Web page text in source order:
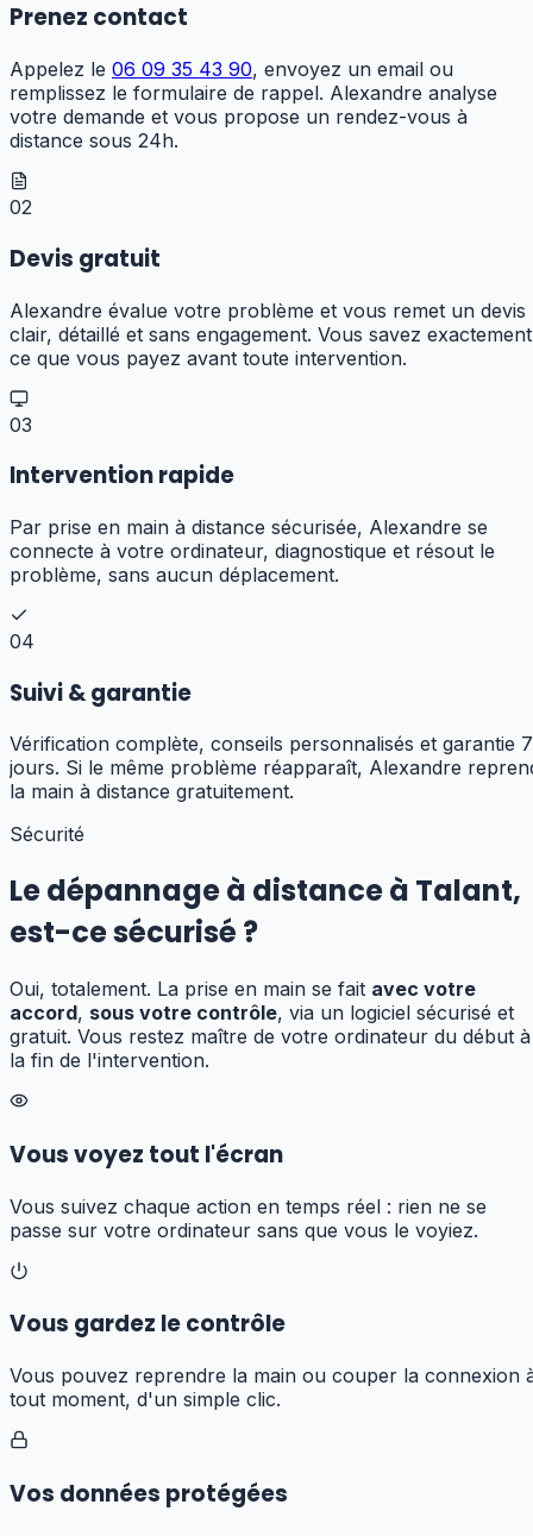
Prenez contact
Appelez le 06 09 35 43 90, envoyez un email ou
remplissez le formulaire de rappel. Alexandre analyse
votre demande et vous propose un rendez-vous à
distance sous 24h.
02
Devis gratuit
Alexandre évalue votre problème et vous remet un devis
clair, détaillé et sans engagement. Vous savez exactement
ce que vous payez avant toute intervention.
03
Intervention rapide
Par prise en main à distance sécurisée, Alexandre se
connecte à votre ordinateur, diagnostique et résout le
problème, sans aucun déplacement.
04
Suivi & garantie
Vérification complète, conseils personnalisés et garantie 7
jours. Si le même problème réapparaît, Alexandre
la main à distance gratuitement.
Sécurité
Le dépannage à distance à Talant,
est-ce sécurisé ?
Oui, totalement. La prise en main se fait avec votre
accord, sous votre contrôle, via un logiciel sécurisé et
gratuit. Vous restez maître de votre ordinateur du début à
la fin de l'intervention.
Vous voyez tout l'écran
Vous suivez chaque action en temps réel : rien ne se
passe sur votre ordinateur sans que vous le voyiez.
Vous gardez le contrôle
Vous pouvez reprendre la main ou couper la connexion
tout moment, d'un simple clic.
Vos données protégées